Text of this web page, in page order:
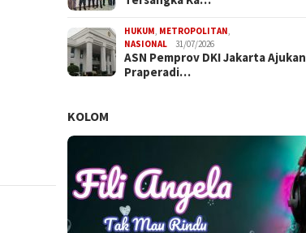
HUKUM METROPOLITAN
NASIONAL
31/07/2026
ASN Pemprov DKI Jakarta Ajukan
Praperadi…
KOLOM